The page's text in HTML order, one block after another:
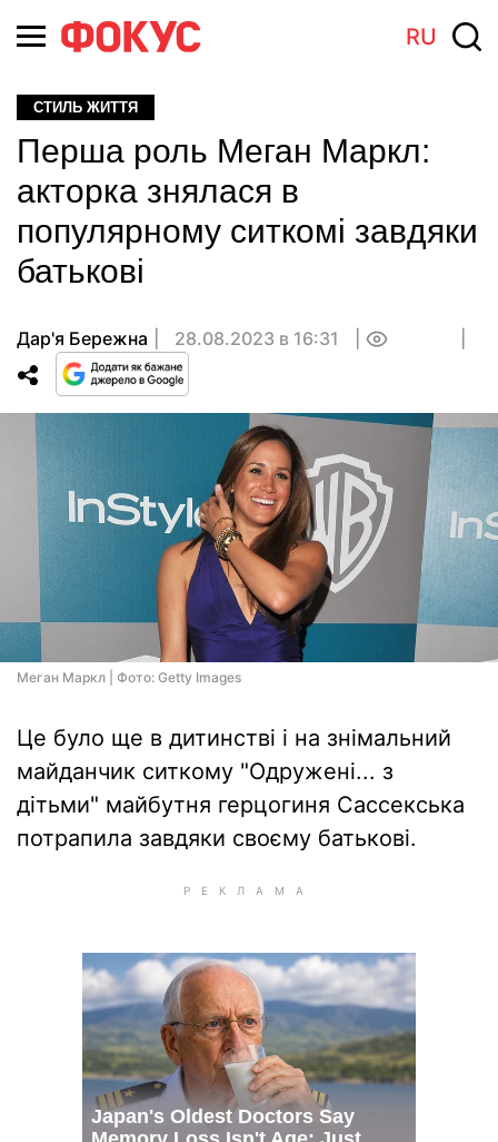
RU
СТИЛЬ ЖИТТЯ
Перша роль Меган Маркл:
акторка знялася в
популярному ситкомі завдяки
батькові
Дар'я Бережна 28.08.2023 в 16:31
Меган Маркл | Фото: Getty Images
Це було ще в дитинстві і на знімальний
майданчик ситкому "Одружені... з
дітьми" майбутня герцогиня Сассекська
потрапила завдяки своєму батькові.